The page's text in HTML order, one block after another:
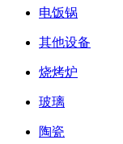
电饭锅
其他设备
烧烤炉
玻璃
陶瓷